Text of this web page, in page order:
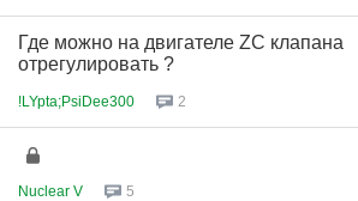
Где можно на двигателе ZC клапана
отрегулировать ?
!LYpta;PsiDee300 2
Nuclear V 5